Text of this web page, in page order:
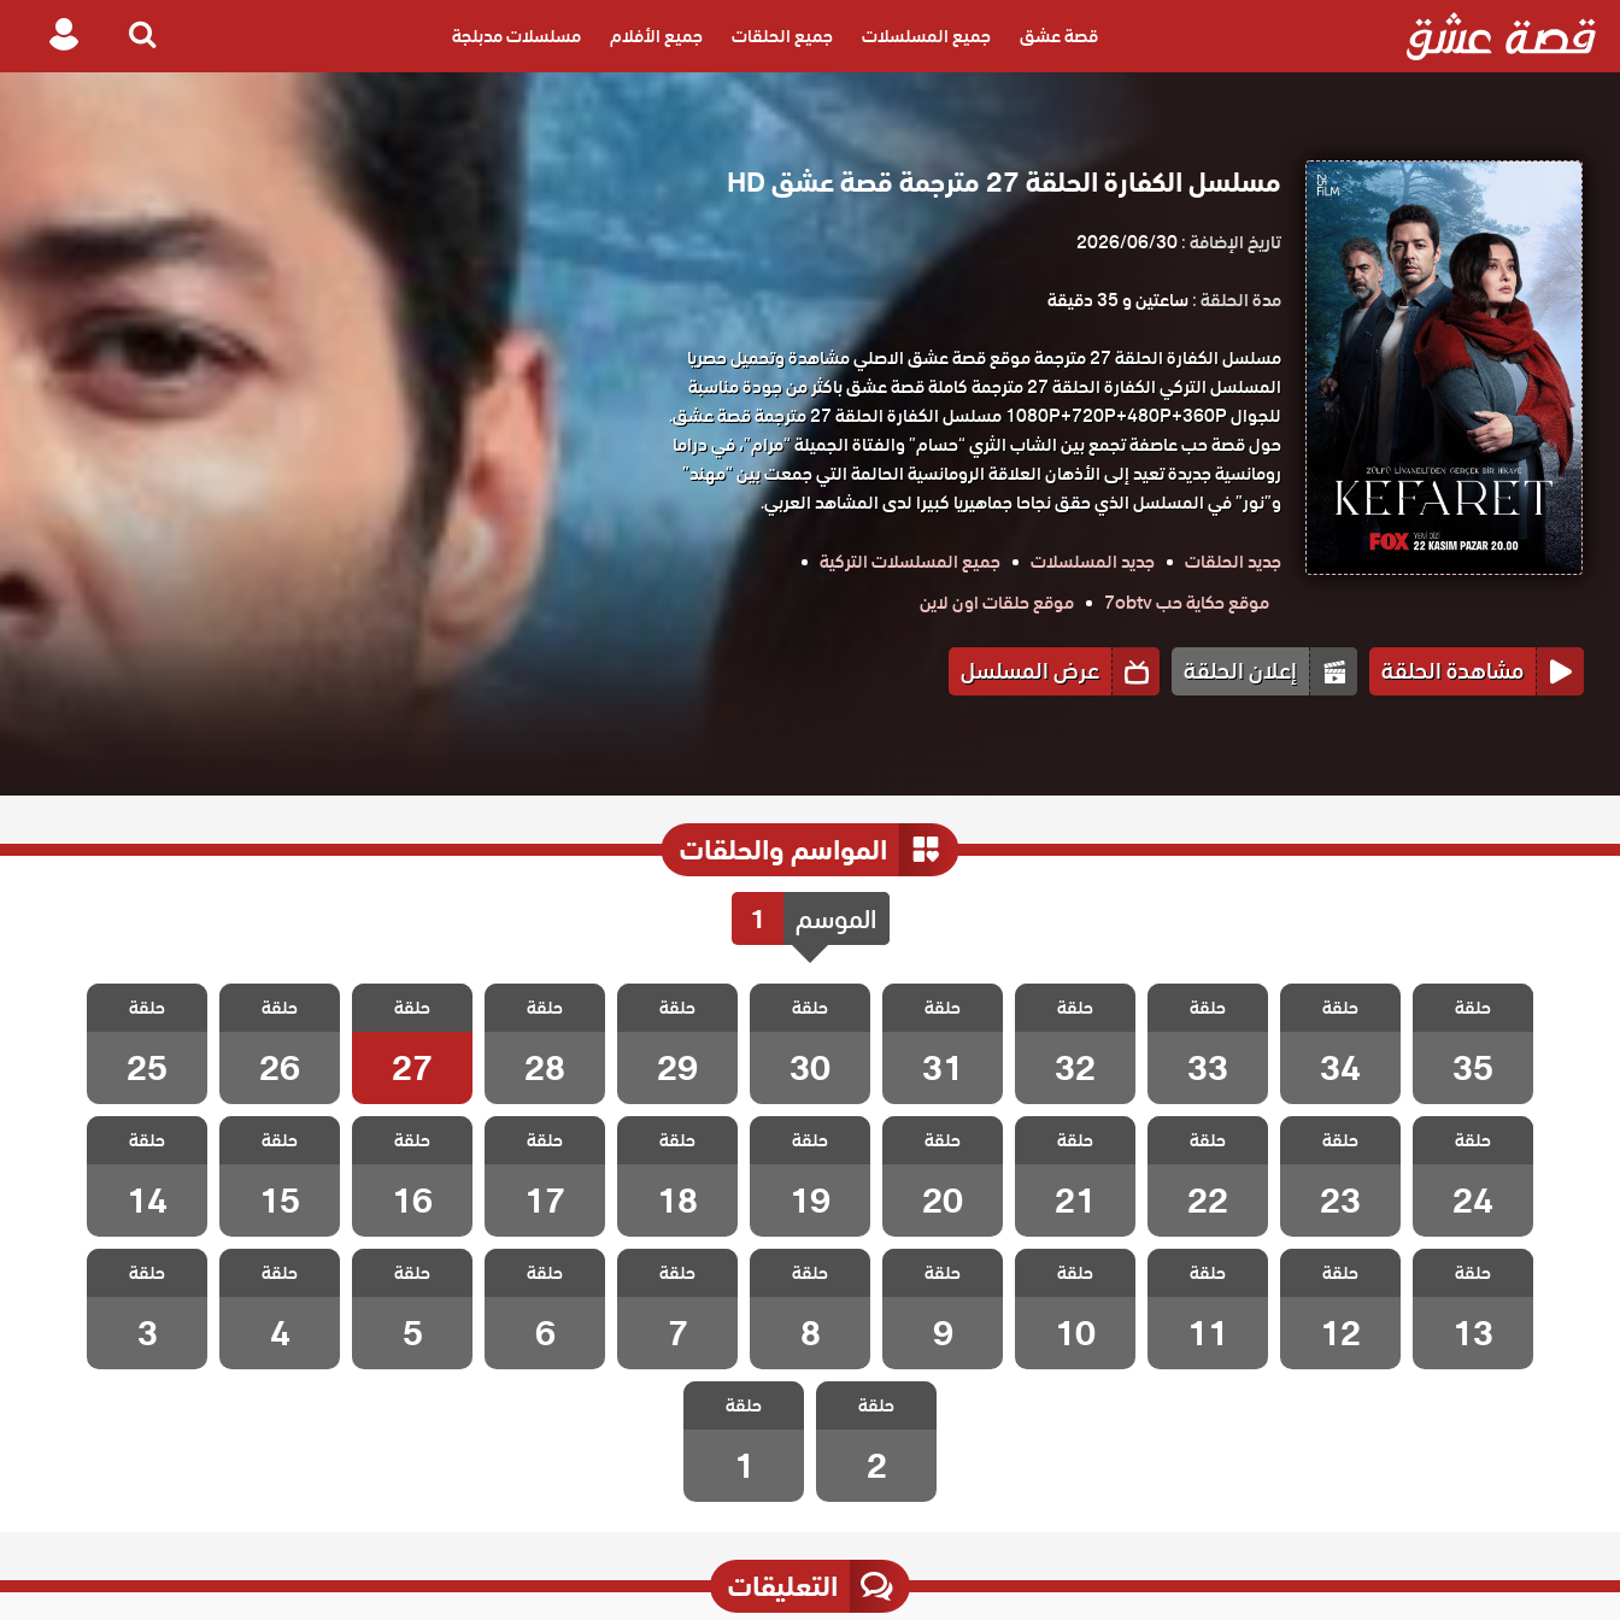
قصة عشق جميع المسلسلات جميع الحلقات جميع الأفلام مسلسلات مدبلجة
Search
Login
مسلسل الكفارة الحلقة 27 مترجمة قصة عشق HD
تاريخ الإضافة :2026/06/30
مدة الحلقة :ساعتين و 35 دقيقة
مسلسل الكفارة الحلقة 27 مترجمة موقع قصة عشق الاصلي مشاهدة وتحميل حصريا
المسلسل التركي الكفارة الحلقة 27 مترجمة كاملة قصة عشق باكثر من جودة مناسبة
للجوال 1080P+720P+480P+360P مسلسل الكفارة الحلقة 27 مترجمة قصة عشق.
حول قصة حب عاصفة تجمع بين الشاب الثري “حسام” والفتاة الجميلة “مرام”، في دراما
رومانسية جديدة تعيد إلى الأذهان العلاقة الرومانسية الحالمة التي جمعت بين “مهند”
و”نور” في المسلسل الذي حقق نجاحا جماهيريا كبيرا لدى المشاهد العربي.
جديد الحلقات
جديد المسلسلات
جميع المسلسلات التركية
موقع حكاية حب 7obtv
موقع حلقات اون لاين
مشاهدة الحلقة إعلان الحلقة عرض المسلسل
المواسم والحلقات
الموسم 1
مسلسل الكفارة
الحلقة 35
والاخيرة
حلقة
35
مسلسل الكفارة
الحلقة 34
حلقة
34
مسلسل الكفارة
الحلقة 33
حلقة
33
مسلسل الكفارة
الحلقة 32
حلقة
32
مسلسل الكفارة
الحلقة 31
حلقة
31
مسلسل الكفارة
الحلقة 30
حلقة
30
مسلسل الكفارة
الحلقة 29
حلقة
29
مسلسل الكفارة
الحلقة 28
حلقة
28
مسلسل الكفارة
الحلقة 27
حلقة
27
مسلسل الكفارة
الحلقة 26
حلقة
26
مسلسل الكفارة
الحلقة 25
حلقة
25
مسلسل الكفارة
الحلقة 24
حلقة
24
مسلسل الكفارة
الحلقة 23
حلقة
23
مسلسل الكفارة
الحلقة 22
حلقة
22
مسلسل الكفارة
الحلقة 21
حلقة
21
مسلسل الكفارة
الحلقة 20
حلقة
20
مسلسل الكفارة
الحلقة 19
حلقة
19
مسلسل الكفارة
الحلقة 18
حلقة
18
مسلسل الكفارة
الحلقة 17
حلقة
17
مسلسل الكفارة
الحلقة 16
حلقة
16
مسلسل الكفارة
الحلقة 15
حلقة
15
مسلسل الكفارة
الحلقة 14
حلقة
14
مسلسل الكفارة
الحلقة 13
حلقة
13
مسلسل الكفارة
الحلقة 12
حلقة
12
مسلسل الكفارة
الحلقة 11
حلقة
11
مسلسل الكفارة
الحلقة 10
حلقة
10
مسلسل الكفارة
الحلقة 9
حلقة
9
مسلسل الكفارة
الحلقة 8
حلقة
8
مسلسل الكفارة
الحلقة 7
حلقة
7
مسلسل الكفارة
الحلقة 6
حلقة
6
مسلسل الكفارة
الحلقة 5
حلقة
5
مسلسل الكفارة
الحلقة 4
حلقة
4
مسلسل الكفارة
الحلقة 3
حلقة
3
مسلسل الكفارة
الحلقة 2
حلقة
2
مسلسل الكفارة
الحلقة 1
حلقة
1
التعليقات